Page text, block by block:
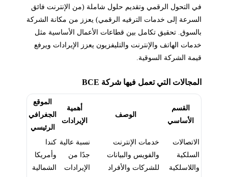
في التحول الرقمي وتقديم حلول شاملة (من الإنترنت فائق
السرعة إلى خدمات الترفيه الرقمي) يعزز من مكانة الشركة
بالسوق. تحقيق تكامل بين قطاعات الأعمال الأساسية مثل
خدمات الهاتف والإنترنت والتليفزيون يعزز الإيرادات ويرفع
قيمة الشركة السوقية.
المجالات التي تعمل فيها شركة BCE
القسم
الأساسي
الوصف
أهمية
الإيرادات
الموقع
الجغرافي
الرئيسي
الاتصالات
السلكية
واللاسلكية
خدمات الإنترنت
والفويس والبيانات
للشركات والأفراد
نسبة عالية
جدًا من
الإيرادات
كندا
وأمريكا
الشمالية